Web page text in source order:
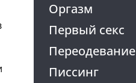
Оргазм
Первый секс
Переодевание
Писсинг